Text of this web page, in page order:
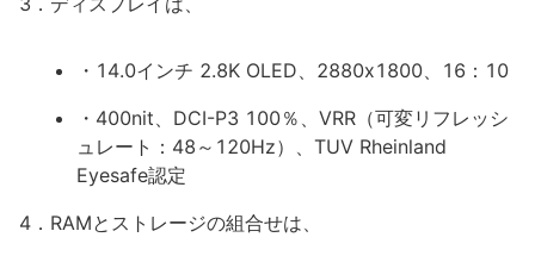
・14.0インチ 2.8K OLED、2880x1800、16：10
・400nit、DCI-P3 100％、VRR（可変リフレッシ
ュレート：48～120Hz）、TUV Rheinland
Eyesafe認定
4．RAMとストレージの組合せは、